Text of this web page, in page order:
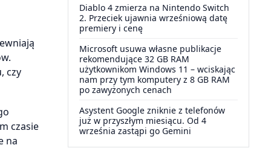
czy
czasie
na
Diablo 4 zmierza na Nintendo Switch
2. Przeciek ujawnia wrześniową datę
premiery i cenę
Microsoft usuwa własne publikacje
rekomendujące 32 GB RAM
użytkownikom Windows 11 – wciskając
nam przy tym komputery z 8 GB RAM
po zawyżonych cenach
Asystent Google zniknie z telefonów
już w przyszłym miesiącu. Od 4
września zastąpi go Gemini